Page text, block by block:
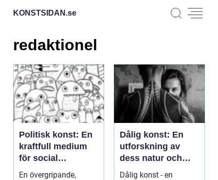
KONSTSIDAN.se
redaktionel
Politisk konst: En
kraftfull medium
för social
förändring
En övergripande,
Dålig konst: En
utforskning av
dess natur och
typer
Dålig konst - en